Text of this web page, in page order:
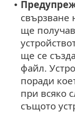
•
свързване
ще
ще се
файл.
поради
при всяко
същото